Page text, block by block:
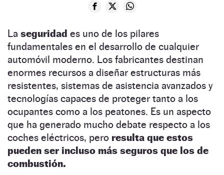
La seguridad es uno de los pilares
fundamentales en el desarrollo de cualquier
automóvil moderno. Los fabricantes destinan
enormes recursos a diseñar estructuras más
resistentes, sistemas de asistencia avanzados y
tecnologías capaces de proteger tanto a los
ocupantes como a los peatones. Es un aspecto
que ha generado mucho debate respecto a los
coches eléctricos, pero resulta que estos
pueden ser incluso más seguros que los de
combustión.